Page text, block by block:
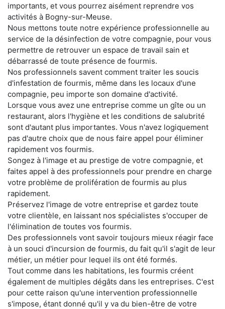
importants, et vous pourrez aisément reprendre vos
activités à Bogny-sur-Meuse.
Nous mettons toute notre expérience professionnelle au
service de la désinfection de votre compagnie, pour vous
permettre de retrouver un espace de travail sain et
débarrassé de toute présence de fourmis.
Nos professionnels savent comment traiter les soucis
d'infestation de fourmis, même dans les locaux d'une
compagnie, peu importe son domaine d'activité.
Lorsque vous avez une entreprise comme un gîte ou un
restaurant, alors l'hygiène et les conditions de salubrité
sont d'autant plus importantes. Vous n'avez logiquement
pas d'autre choix que de nous faire appel pour éliminer
rapidement vos fourmis.
Songez à l'image et au prestige de votre compagnie, et
faites appel à des professionnels pour prendre en charge
votre problème de prolifération de fourmis au plus
rapidement.
Préservez l'image de votre entreprise et gardez toute
votre clientèle, en laissant nos spécialistes s'occuper de
l'élimination de toutes vos fourmis.
Des professionnels vont savoir toujours mieux réagir face
à un souci d'incursion de fourmis, du fait qu'il s'agit de leur
métier, un métier pour lequel ils ont été formés.
Tout comme dans les habitations, les fourmis créent
également de multiples dégâts dans les entreprises. C'est
pour cette raison qu'une intervention professionnelle
s'impose, étant donné qu'il y va du bien-être de votre